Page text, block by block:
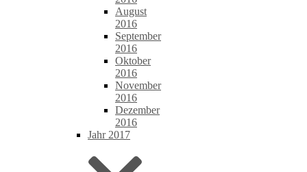
August
2016
September
2016
Oktober
2016
November
2016
Dezember
2016
Jahr 2017